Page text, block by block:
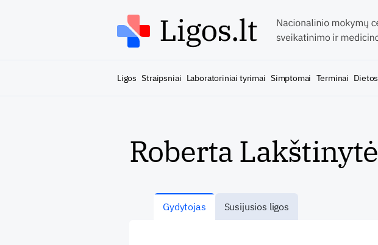
Ligos Straipsniai Laboratoriniai tyrimai Simptomai Terminai Dietos
Roberta Lakštinytė
Gydytojas Susijusios ligos